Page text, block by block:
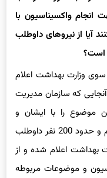
انجام واکسیناسیون با
آیا از نیروهای داوطلب
است؟
وزارت بهداشت اعلام
که سازمان مدیریت
موضوع را با ایشان و
همینطور سمن های مرتبط فراخوان کردیم و حدود 200 نفر داوطلب
بهداشت اعلام شده و از
و موضوعات مربوطه